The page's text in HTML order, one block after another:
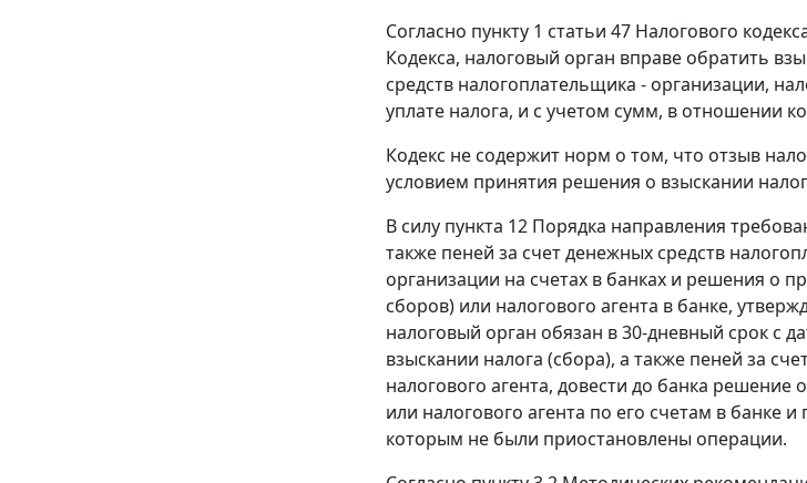
Согласно пункту 1 статьи 47 Налогового
Кодекса, налоговый орган вправе обратить
средств налогоплательщика - организации,
уплате налога, и с учетом сумм, в отношении
Кодекс не содержит норм о том, что отзыв
условием принятия решения о взыскании
В силу пункта 12 Порядка направления
также пеней за счет денежных средств
организации на счетах в банках и решения о
сборов) или налогового агента в банке,
налоговый орган обязан в 30-дневный срок с
взыскании налога (сбора), а также пеней за
налогового агента, довести до банка
или налогового агента по его счетам в банке
которым не были приостановлены операции.